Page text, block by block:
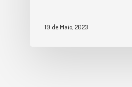
19 de Maio, 2023